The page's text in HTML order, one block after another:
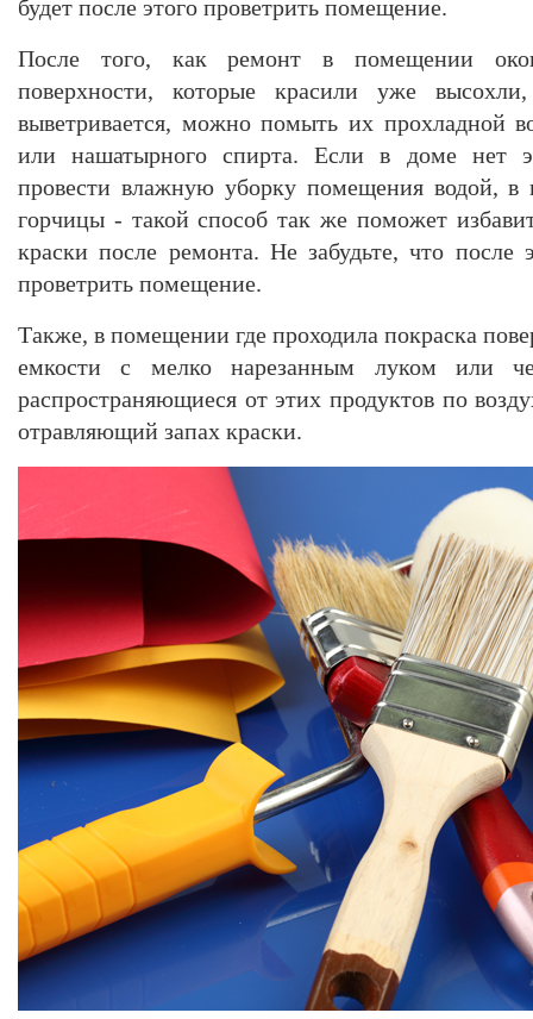
будет после этого проветрить помещение.
После того, как ремонт в помещении
поверхности, которые красили уже
выветривается, можно помыть их прохладной
или нашатырного спирта. Если в доме нет
провести влажную уборку помещения водой, в
горчицы - такой способ так же поможет
краски после ремонта. Не забудьте, что после
проветрить помещение.
Также, в помещении где проходила покраска
емкости с мелко нарезанным луком или
распространяющиеся от этих продуктов по
отравляющий запах краски.